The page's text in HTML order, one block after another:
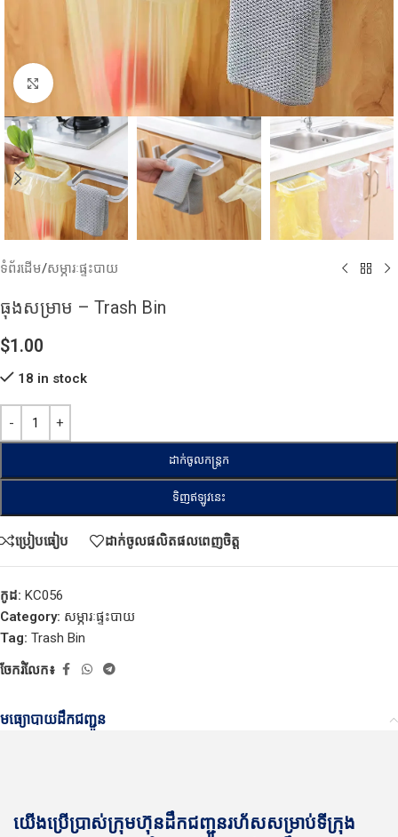
Click to enlarge
ទំព័រដើម/សម្ភារៈផ្ទះបាយ
ធុងសម្រាម​ – Trash Bin
$1.00
18 in stock
ដាក់ចូលកន្ត្រក
ទិញឥឡូវនេះ
ប្រៀបធៀប ដាក់ចូលផលិតផលពេញចិត្ត
កូដ: KC056
Category: សម្ភារៈផ្ទះបាយ
Tag: Trash Bin
ចែករំលែក៖
មធ្យោបាយដឹកជញ្ជូន
យើងប្រើប្រាស់ក្រុមហ៊ុនដឹកជញ្ជូនរហ័សសម្រាប់ទីក្រុង